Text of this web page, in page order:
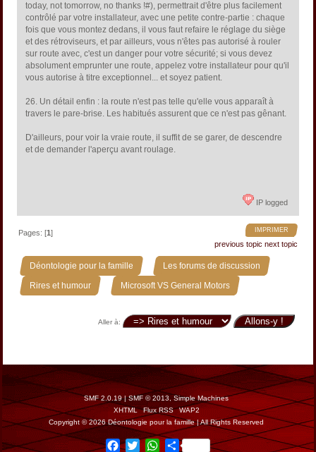
today, not tomorrow, no thanks !#), permettrait d'être plus facilement
contrôlé par votre installateur, avec une petite contre-partie : chaque
fois que vous montez dedans, il vous faut refaire le réglage du siège
et des rétroviseurs, et par ailleurs, vous n'êtes pas autorisé à rouler
sur route avec, c'est un danger pour votre sécurité; si vous devez
absolument emprunter une route, appelez votre installateur pour qu'il
vous autorise à titre exceptionnel... et soyez patient.
26. Un détail enfin : la route n'est pas telle qu'elle vous apparaît à
travers le pare-brise. Les habitués assurent que ce n'est pas gênant.
D'ailleurs, pour voir la vraie route, il suffit de se garer, de descendre
et de demander l'aperçu avant roulage.
IP logged
IMPRIMER
Pages: [1]
previous topic next topic
Déontologie pour la famille » Les forums de discussion »
Rires et humour » Microsoft VS General Motors
Aller à:
SMF 2.0.19|SMF © 2013 Simple Machines
XHTML
Flux RSS
WAP2
Copyright © 2026 Déontologie pour la famille | All Rights Reserved
Facebook
Twitter WhatsApp
Share